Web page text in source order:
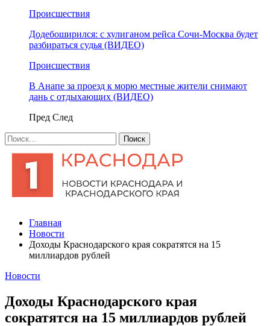
Происшествия
Додебоширился: с хулиганом рейса Сочи-Москва будет
разбираться судья (ВИДЕО)
Происшествия
В Анапе за проезд к морю местные жители снимают
дань с отдыхающих (ВИДЕО)
Пред След
Главная
Новости
Доходы Краснодарского края сократятся на 15
миллиардов рублей
Новости
Доходы Краснодарского края
сократятся на 15 миллиардов рублей